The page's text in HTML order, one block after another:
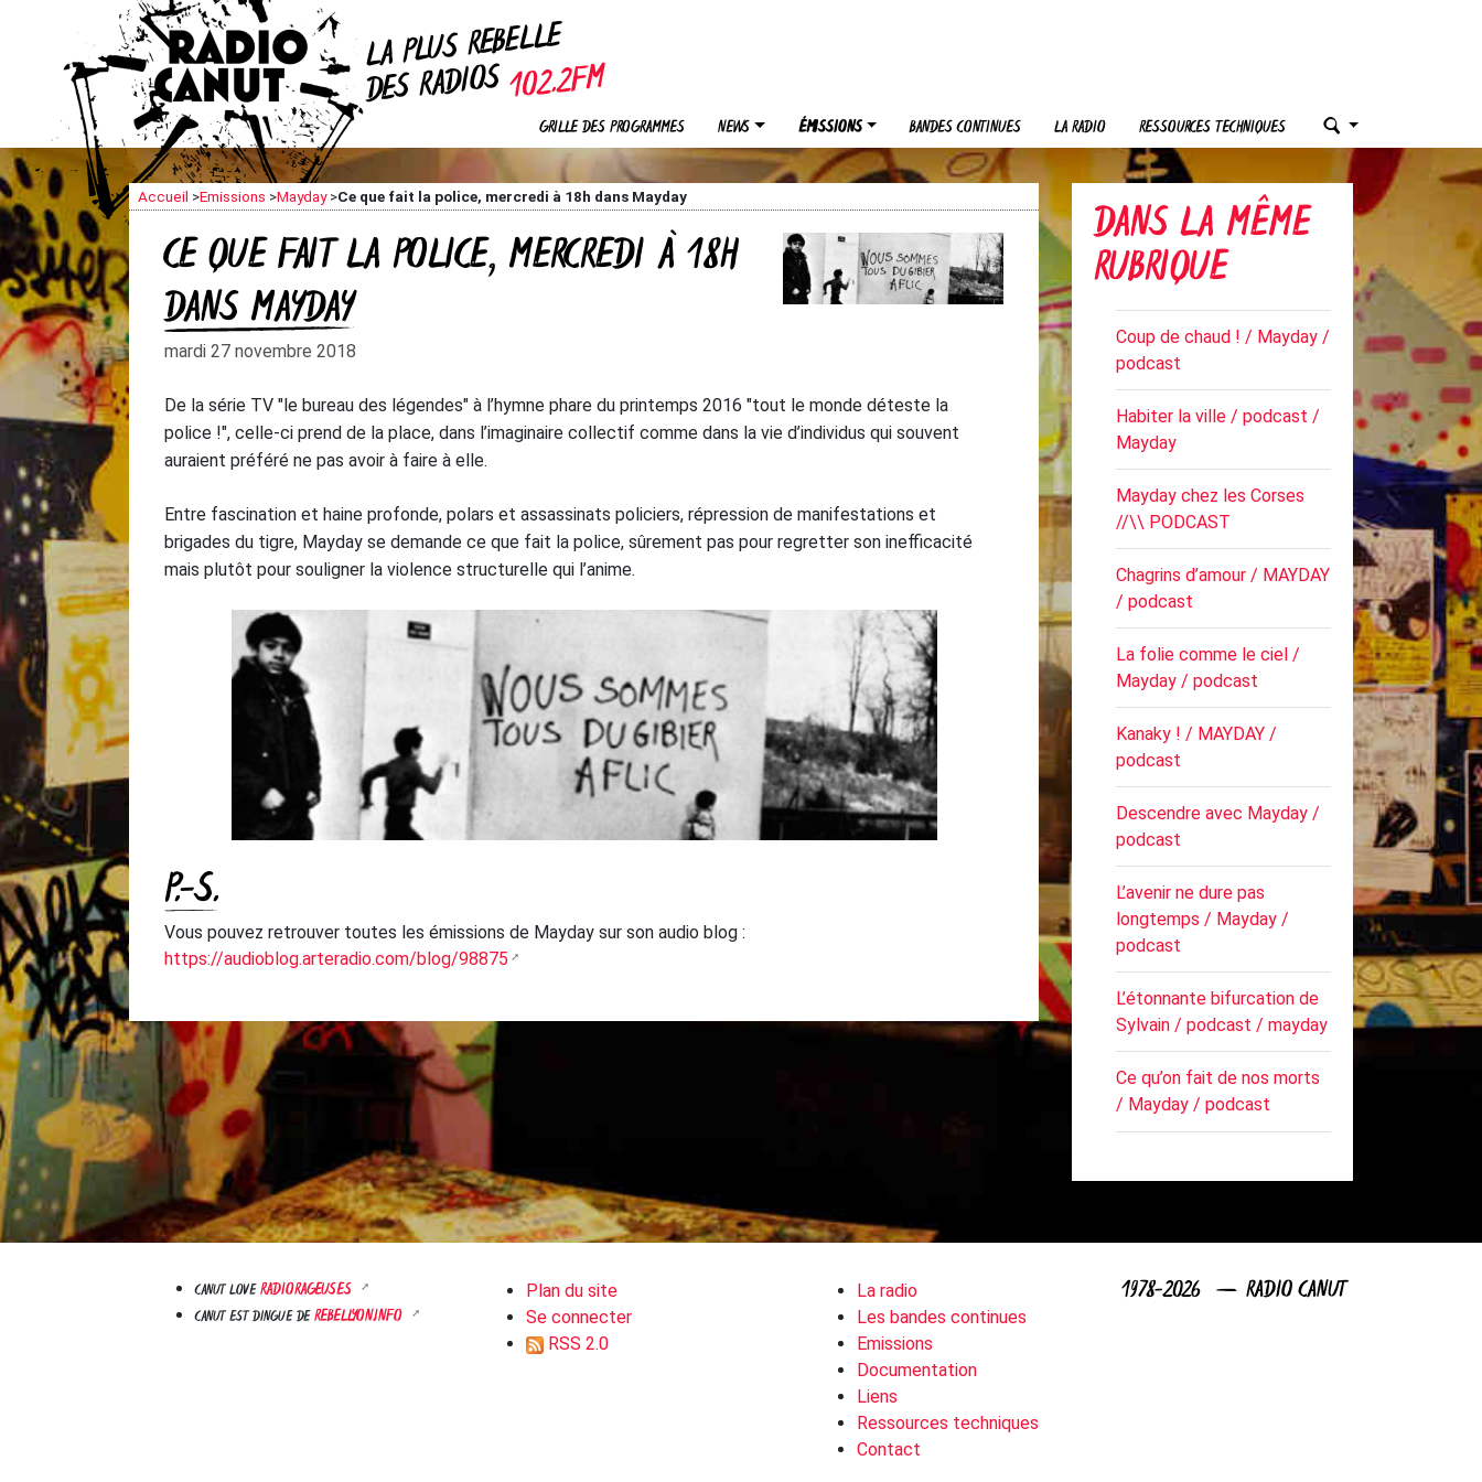
LA PLUSREBELLE
DES RADIOS
GRILLE DES PROGRAMMES NEWS ÉMISSIONS BANDES CONTINUES LA RADIO RESSOURCES TECHNIQUES
Accueil >Emissions >Mayday>Ce que fait la police, mercredi à 18h dans Mayday
CE QUE FAIT LA POLICE, MERCREDI À 18H
DANS MAYDAY
mardi 27 novembre 2018
De la série TV "le bureau des légendes" à l’hymne phare du printemps 2016 "tout le monde déteste la
police !", celle-ci prend de la place, dans l’imaginaire collectif comme dans la vie d’individus qui souvent
auraient préféré ne pas avoir à faire à elle.
Entre fascination et haine profonde, polars et assassinats policiers, répression de manifestations et
brigades du tigre, Mayday se demande ce que fait la police, sûrement pas pour regretter son inefficacité
mais plutôt pour souligner la violence structurelle qui l’anime.
P.-S.
Vous pouvez retrouver toutes les émissions de Mayday sur son audio blog :
https://audioblog.arteradio.com/blog/98875
DANS LA MÊME
RUBRIQUE
Coup de chaud ! / Mayday /
podcast
Habiter la ville / podcast /
Mayday
Mayday chez les Corses
//\\ PODCAST
Chagrins d’amour / MAYDAY
/ podcast
La folie comme le ciel /
Mayday / podcast
Kanaky ! / MAYDAY /
podcast
Descendre avec Mayday /
podcast
L’avenir ne dure pas
longtemps / Mayday /
podcast
L’étonnante bifurcation de
Sylvain / podcast / mayday
Ce qu’on fait de nos morts
/ Mayday / podcast
CANUT LOVERADIORAGEUSES
CANUT EST DINGUE DEREBELLYON.INFO
Plan du site
Se connecter
RSS 2.0
La radio
Les bandes continues
Emissions
Documentation
Liens
Ressources techniques
Contact
1978-2026 — RADIO CANUT